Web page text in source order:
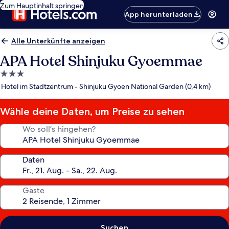
Zum Hauptinhalt springen
App herunterladen
Alle Unterkünfte anzeigen
APA Hotel Shinjuku Gyoemmae
3.0-
Sterne-
Hotel im Stadtzentrum - Shinjuku Gyoen National Garden (0,4 km)
Wähle deine Daten, um Preise zu sehen
Wo soll’s hingehen?
Daten
Gäste